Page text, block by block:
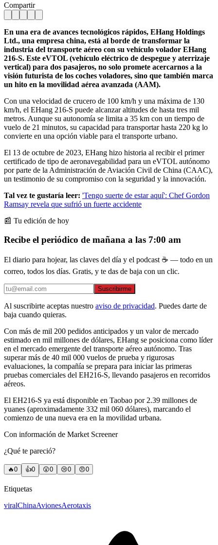
Compartir
En una era de avances tecnológicos rápidos, EHang Holdings
Ltd., una empresa china, está al borde de transformar la
industria del transporte aéreo con su vehículo volador EHang
216-S. Este eVTOL (vehículo eléctrico de despegue y aterrizaje
vertical) para dos pasajeros, no solo promete acercarnos a la
visión futurista de los coches voladores, sino que también marca
un hito en la movilidad aérea avanzada (AAM).
Con una velocidad de crucero de 100 km/h y una máxima de 130
km/h, el EHang 216-S puede alcanzar altitudes de hasta tres mil
metros. Aunque su autonomía se limita a 35 km con un tiempo de
vuelo de 21 minutos, su capacidad para transportar hasta 220 kg lo
convierte en una opción viable para el transporte urbano.
El 13 de octubre de 2023, EHang hizo historia al recibir el primer
certificado de tipo de aeronavegabilidad para un eVTOL autónomo
por parte de la Administración de Aviación Civil de China (CAAC),
un testimonio de su compromiso con la seguridad y la innovación.
Tal vez te gustaría leer: 'Tengo suerte de estar aquí': Chef Gordon
Ramsay revela que sufrió un fuerte accidente
📰 Tu edición de hoy
Recibe el periódico de mañana a las 7:00 am
El diario para hojear, las claves del día y el podcast ☕ — todo en un
correo, todos los días. Gratis, y te das de baja con un clic.
Suscribirme
Al suscribirte aceptas nuestro aviso de privacidad. Puedes darte de
baja cuando quieras.
Con más de mil 200 pedidos anticipados y un valor de mercado
estimado en mil millones de dólares, EHang se posiciona como líder
en el mercado emergente del transporte aéreo autónomo. Tras
superar más de 40 mil 000 vuelos de prueba y rigurosas
evaluaciones, la compañía se prepara para iniciar las primeras
pruebas comerciales del EH216-S, llevando pasajeros en recorridos
aéreos.
El EH216-S ya está disponible en Taobao por 2.39 millones de
yuanes (aproximadamente 332 mil 060 dólares), marcando el
comienzo de una nueva era en la movilidad urbana.
Con información de Market Screener
¿Qué te pareció?
🔥0 👍0 😲0 😢0 😠0
Etiquetas
viralChinaAvionesAerotaxis